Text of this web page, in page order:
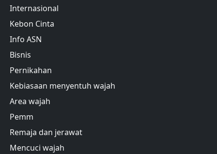
Internasional
Kebon Cinta
Info ASN
Bisnis
Pernikahan
Kebiasaan menyentuh wajah
Area wajah
Pemm
Remaja dan jerawat
Mencuci wajah